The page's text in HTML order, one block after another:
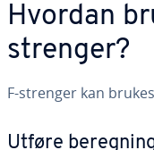
Hvordan
strenger?
F-strenger kan
Utføre